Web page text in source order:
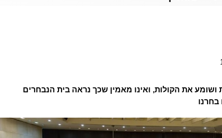
את הקולות, ואינו מאמין שכך נראה בית הנבחרים
בחרנו